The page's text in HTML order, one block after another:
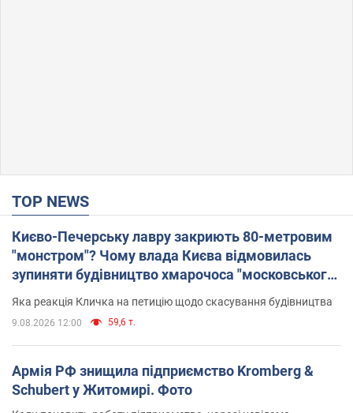
TOP NEWS
Києво-Печерську лавру закриють 80-метровим
"монстром"? Чому влада Києва відмовилась
зупиняти будівництво хмарочоса "московського
вірянина"
Яка реакція Кличка на петицію щодо скасування будівництва
9.08.2026 12:00 59,6 т.
Армія РФ знищила підприємство Kromberg &
Schubert у Житомирі. Фото